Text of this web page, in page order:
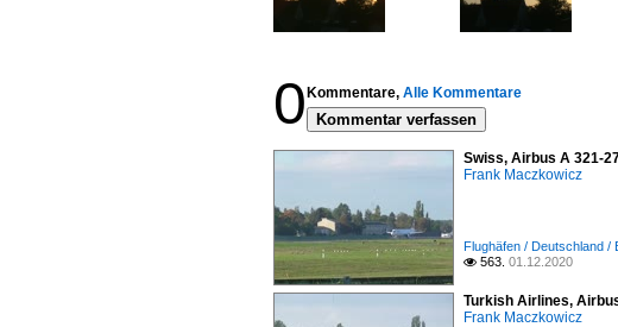
0 Kommentare, Alle Kommentare
Kommentar verfassen
Swiss, Airbus A 321-
Frank Maczkowicz
Flughäfen / Deutschland /
 563. 01.12.2020
Turkish Airlines,
Frank Maczkowicz